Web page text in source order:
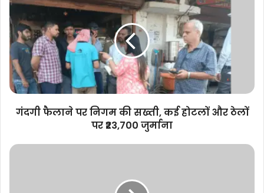
फैलाने
पर
निगम
की
सख्ती,
कई
होटलों
और
जुर्माना
गंदगी फैलाने पर निगम की सख्ती, कई होटलों और ठेलों
पर ₹23,700 जुर्माना
पर्यटन